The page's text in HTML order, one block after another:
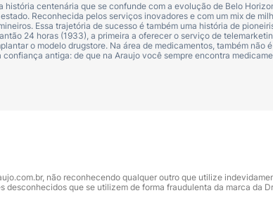
centenária que se confunde com a evolução de Belo
Reconhecida pelos serviços inovadores e com um mix de
Essa trajetória de sucesso é também uma história de
24 horas (1933), a primeira a oferecer o serviço de
o modelo drugstore. Na área de medicamentos, também não
antiga: de que na Araujo você sempre encontra
não reconhecendo qualquer outro que utilize
que se utilizem de forma fraudulenta da marca da